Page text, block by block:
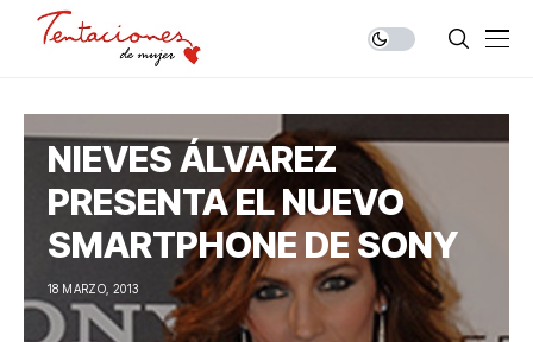
NIEVES ÁLVAREZ
PRESENTA EL NUEVO
SMARTPHONE DE SONY
18 MARZO, 2013